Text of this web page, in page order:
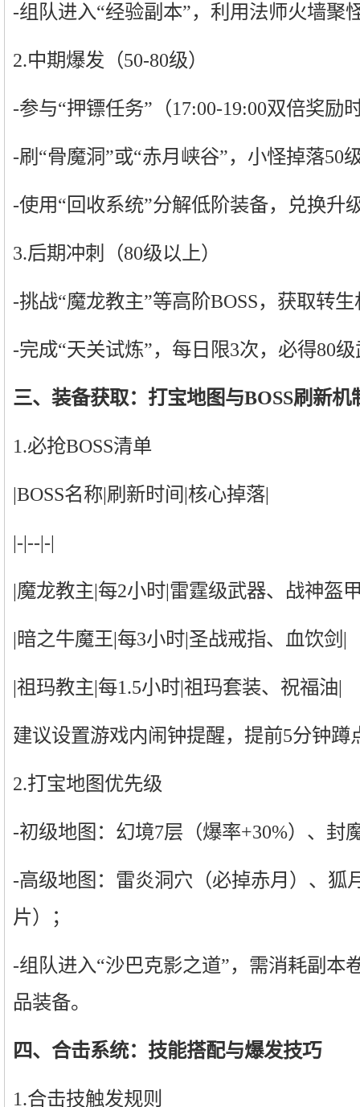
-组队进入“经验副本”，利用法师火墙聚
2.中期爆发（50-80级）
-参与“押镖任务”（17:00-19:00双倍奖励
-刷“骨魔洞”或“赤月峡谷”，小怪掉落50
-使用“回收系统”分解低阶装备，兑换升
3.后期冲刺（80级以上）
-挑战“魔龙教主”等高阶BOSS，获取转
-完成“天关试炼”，每日限3次，必得80
三、装备获取：打宝地图与BOSS刷新机
1.必抢BOSS清单
|BOSS名称|刷新时间|核心掉落|
|-|--|-|
|魔龙教主|每2小时|雷霆级武器、战神盔
|暗之牛魔王|每3小时|圣战戒指、血饮剑|
|祖玛教主|每1.5小时|祖玛套装、祝福油|
建议设置游戏内闹钟提醒，提前5分钟蹲
2.打宝地图优先级
-初级地图：幻境7层（爆率+30%）、封
-高级地图：雷炎洞穴（必掉赤月）、狐
片）；
-组队进入“沙巴克影之道”，需消耗副本
品装备。
四、合击系统：技能搭配与爆发技巧
1.合击技触发规则